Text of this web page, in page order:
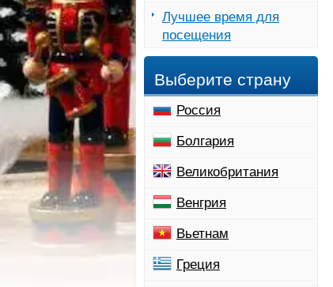
Лучшее время для
посещения
Выберите страну
Россия
Болгария
Великобритания
Венгрия
Вьетнам
Греция